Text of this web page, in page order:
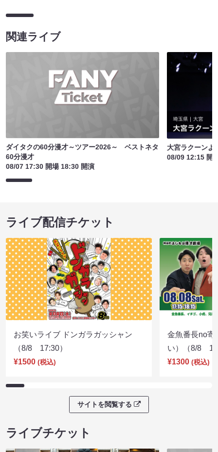
関連ライブ
ダイタクの60分漫才～ツアー2026～ ベストネタ
60分漫才
08/07 17:30 開場 18:30 開演
大宮ラクーンよ
08/09 12:15 開
ライブ配信チケット
お笑いライブ ドンガラガッシャン
（8/8 17:30）
¥1500 (税込)
金魚番長no寄
い）（8/8
¥1300 (税込)
サイトを閲覧する
ライブチケット